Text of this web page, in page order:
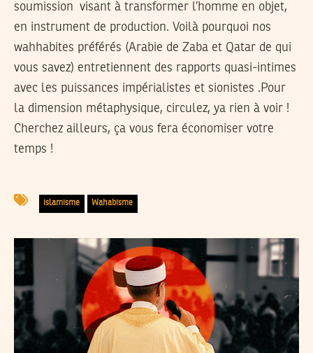
soumission visant à transformer l’homme en objet,
en instrument de production. Voilà pourquoi nos
wahhabites préférés (Arabie de Zaba et Qatar de qui
vous savez) entretiennent des rapports quasi-intimes
avec les puissances impérialistes et sionistes .Pour
la dimension métaphysique, circulez, ya rien à voir !
Cherchez ailleurs, ça vous fera économiser votre
temps !
islamisme Wahabisme